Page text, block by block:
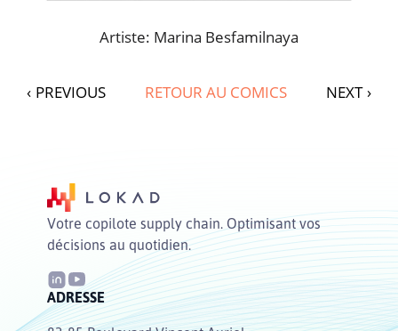
Artiste: Marina Besfamilnaya
‹ PREVIOUS RETOUR AU COMICS NEXT ›
Votre copilote supply chain. Optimisant vos
décisions au quotidien.
ADRESSE